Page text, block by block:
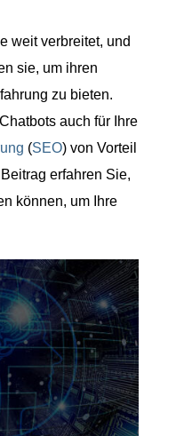
weit verbreitet, und
sie, um ihren
zu bieten.
auch für Ihre
(SEO) von Vorteil
erfahren Sie,
können, um Ihre